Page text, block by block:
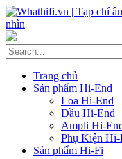
Trang chủ
Sản phẩm Hi-End
Loa Hi-End
Đầu Hi-End
Ampli Hi-
Phụ Kiện Hi-
Sản phẩm Hi-Fi